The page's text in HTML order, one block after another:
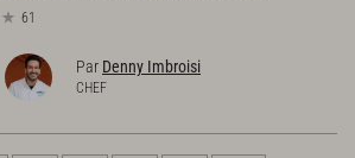
61
Par Denny Imbroisi
CHEF